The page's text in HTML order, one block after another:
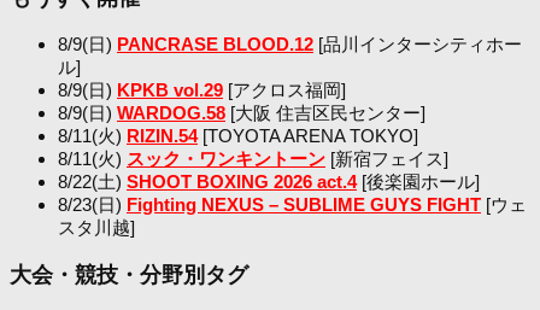
8/9(日) PANCRASE BLOOD.12 [品川インターシティホー
ル]
8/9(日) KPKB vol.29 [アクロス福岡]
8/9(日) WARDOG.58 [大阪 住吉区民センター]
8/11(火) RIZIN.54[TOYOTA ARENA TOKYO]
8/11(火) スック・ワンキントーン [新宿フェイス]
8/22(土) SHOOT BOXING 2026 act.4[後楽園ホール]
8/23(日) Fighting NEXUS – SUBLIME GUYS FIGHT [ウェ
スタ川越]
大会・競技・分野別タグ